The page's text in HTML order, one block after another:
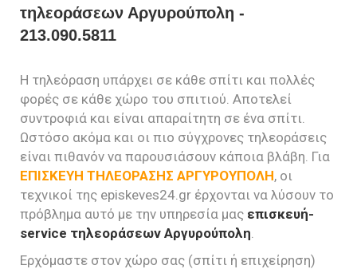
τηλεοράσεων Αργυρούπολη -
213.090.5811
Η τηλεόραση υπάρχει σε κάθε σπίτι και πολλές
φορές σε κάθε χώρο του σπιτιού. Αποτελεί
συντροφιά και είναι απαραίτητη σε ένα σπίτι.
Ωστόσο ακόμα και οι πιο σύγχρονες τηλεοράσεις
είναι πιθανόν να παρουσιάσουν κάποια βλάβη. Για
ΕΠΙΣΚΕΥΗ ΤΗΛΕΟΡΑΣΗΣ ΑΡΓΥΡΟΥΠΟΛΗ, οι
τεχνικοί της episkeves24.gr έρχονται να λύσουν το
πρόβλημα αυτό με την υπηρεσία μας επισκευή-
service τηλεοράσεων Αργυρούπολη
Ερχόμαστε στον χώρο σας (σπίτι ή επιχείρηση)